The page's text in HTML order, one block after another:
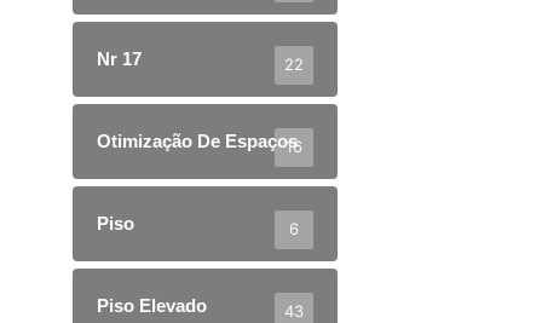
Nr 17 22
Otimização De Espaços
16
Piso 6
Piso Elevado 43